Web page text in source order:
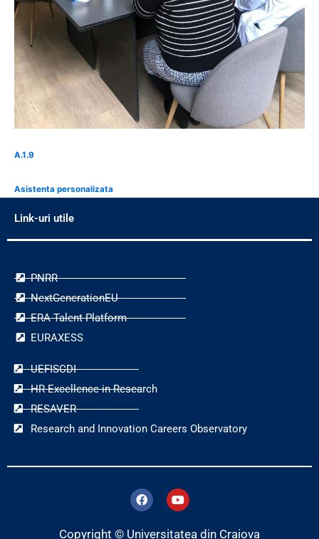
A.1.9
Asistenta personalizata
Link-uri utile
PNRR
NextGenerationEU
ERA Talent Platform
EURAXESS
UEFISCDI
HR Excellence in Research
RESAVER
Research and Innovation Careers Observatory
F
a
e
Y
o
Copyright © Universitatea din Craiova